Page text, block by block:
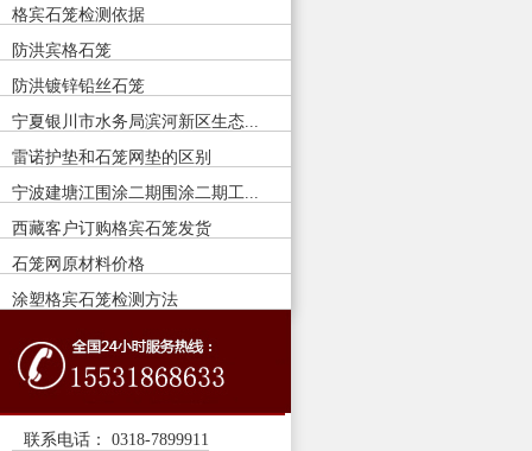
格宾石笼检测依据
防洪宾格石笼
防洪镀锌铅丝石笼
宁夏银川市水务局滨河新区生态...
雷诺护垫和石笼网垫的区别
宁波建塘江围涂二期围涂二期工...
西藏客户订购格宾石笼发货
石笼网原材料价格
涂塑格宾石笼检测方法
联系电话： 0318-7899911